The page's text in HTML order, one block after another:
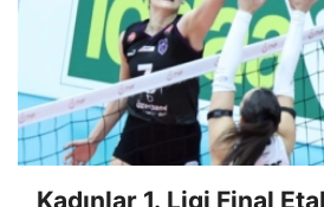
Kadınlar 1. Ligi Final